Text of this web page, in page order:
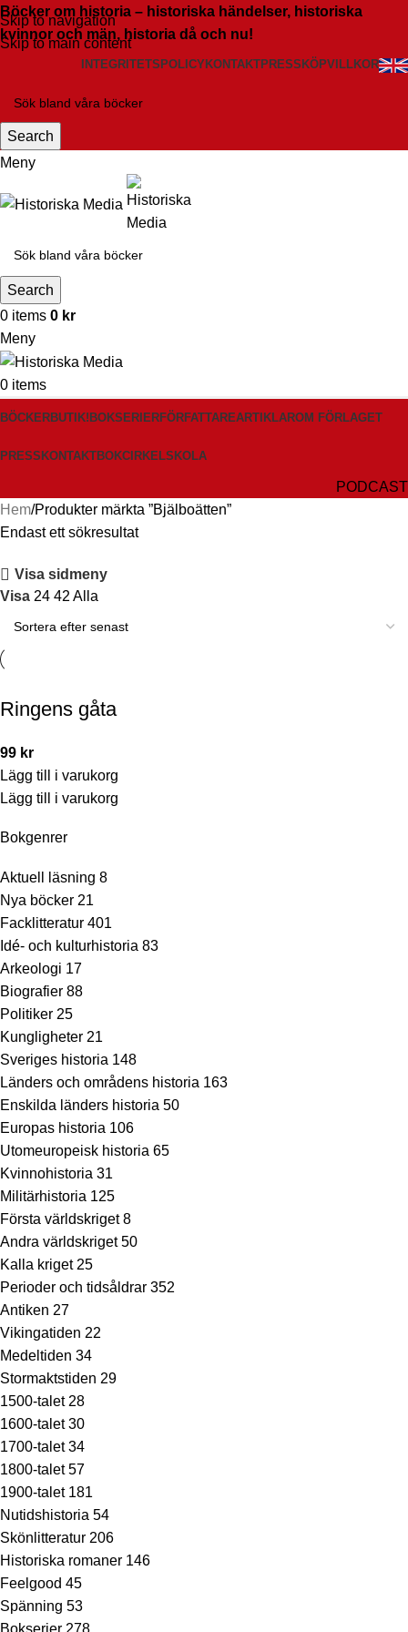
Skip to navigation
Skip to main content
Böcker om historia – historiska händelser, historiska
kvinnor och män, historia då och nu!
INTEGRITETSPOLICYKONTAKTPRESS KÖPVILLKOR
Search
Meny
Search
0 items 0 kr
Meny
0 items
BÖCKERBUTIK! BOKSERIERFÖRFATTAREARTIKLAROM FÖRLAGET
PRESS KONTAKTBOKCIRKELSKOLA
PODCAST
Bokgenrer
Aktuell läsning 8
Nya böcker 21
Facklitteratur 401
Idé- och kulturhistoria 83
Arkeologi 17
Biografier 88
Politiker 25
Kungligheter 21
Sveriges historia 148
Länders och områdens historia 163
Enskilda länders historia 50
Europas historia 106
Utomeuropeisk historia 65
Kvinnohistoria 31
Militärhistoria 125
Första världskriget 8
Andra världskriget 50
Kalla kriget 25
Perioder och tidsåldrar 352
Antiken 27
Vikingatiden 22
Medeltiden 34
Stormaktstiden 29
1500-talet 28
1600-talet 30
1700-talet 34
1800-talet 57
1900-talet 181
Nutidshistoria 54
Skönlitteratur 206
Historiska romaner 146
Feelgood 45
Spänning 53
Hem Produkter märkta ”Bjälboätten”
Endast ett sökresultat
Visa sidmeny
Visa 24 42 Alla
Ringens gåta
99 kr
Lägg till i varukorg
Lägg till i varukorg